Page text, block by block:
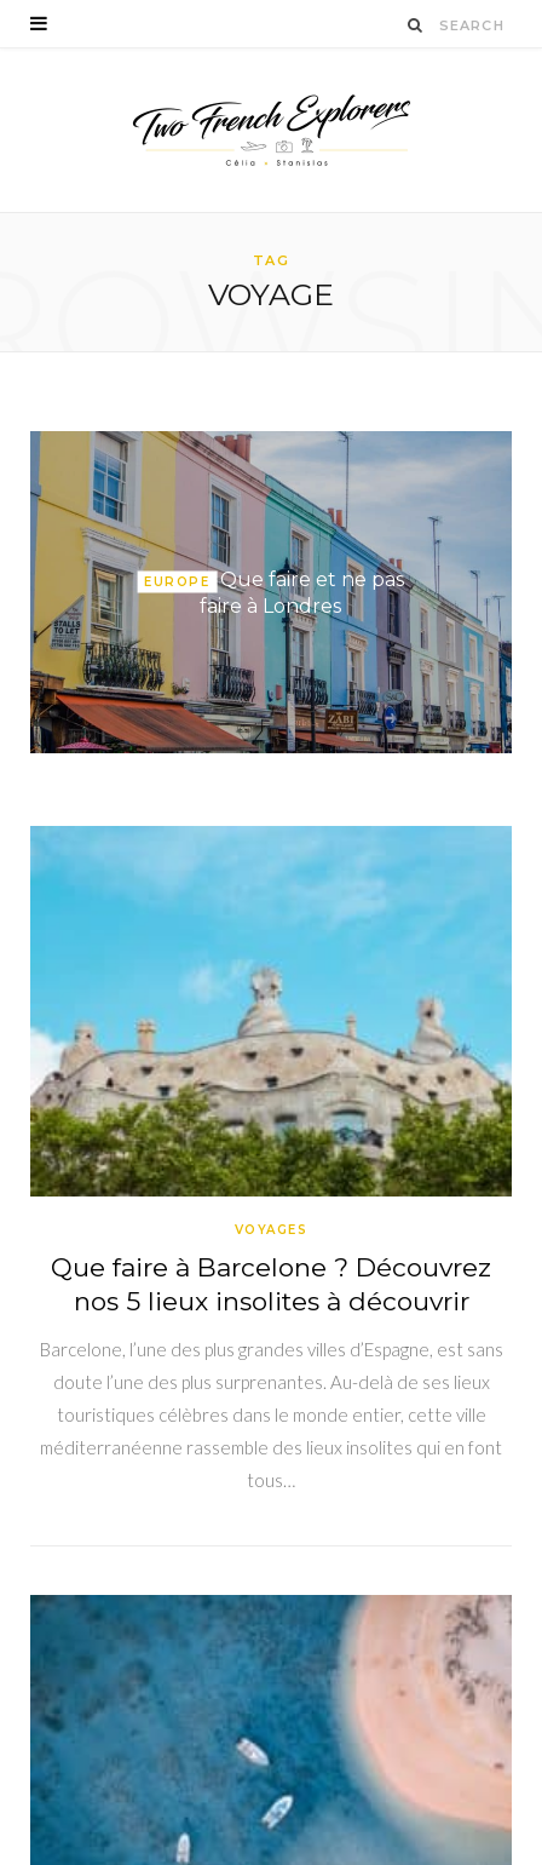
TAG
VOYAGE
EUROPE
Que faire et ne pas
faire à Londres
VOYAGES
Que faire à Barcelone ? Découvrez
nos 5 lieux insolites à découvrir
Barcelone, l’une des plus grandes villes d’Espagne, est sans
doute l’une des plus surprenantes. Au-delà de ses lieux
touristiques célèbres dans le monde entier, cette ville
méditerranéenne rassemble des lieux insolites qui en font
tous…